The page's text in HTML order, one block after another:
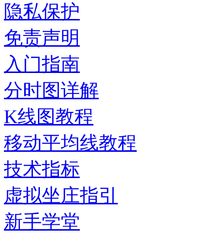
隐私保护
免责声明
入门指南
分时图详解
K线图教程
移动平均线教程
技术指标
虚拟坐庄指引
新手学堂